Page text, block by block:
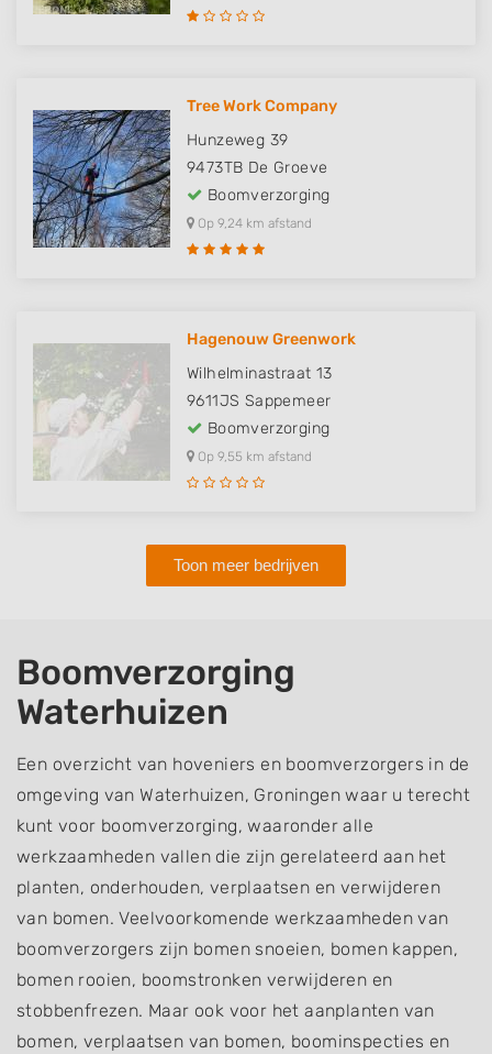
Tree Work Company
Hunzeweg 39
9473TB De Groeve
Boomverzorging
Op 9,24 km afstand
Hagenouw Greenwork
Wilhelminastraat 13
9611JS Sappemeer
Boomverzorging
Op 9,55 km afstand
Toon meer bedrijven
Boomverzorging
Waterhuizen
Een overzicht van hoveniers en boomverzorgers in de
omgeving van Waterhuizen, Groningen waar u terecht
kunt voor boomverzorging, waaronder alle
werkzaamheden vallen die zijn gerelateerd aan het
planten, onderhouden, verplaatsen en verwijderen
van bomen. Veelvoorkomende werkzaamheden van
boomverzorgers zijn bomen snoeien, bomen kappen,
bomen rooien, boomstronken verwijderen en
stobbenfrezen. Maar ook voor het aanplanten van
bomen, verplaatsen van bomen, boominspecties en